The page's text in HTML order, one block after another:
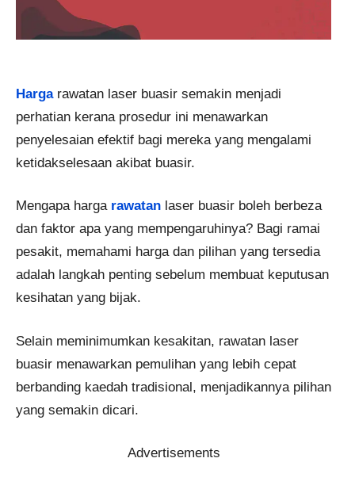
Hargarawatan laser buasir semakin menjadi
perhatian kerana prosedur ini menawarkan
penyelesaian efektif bagi mereka yang mengalami
ketidakselesaan akibat buasir.
Mengapa harga rawatan laser buasir boleh berbeza
dan faktor apa yang mempengaruhinya? Bagi ramai
pesakit, memahami harga dan pilihan yang tersedia
adalah langkah penting sebelum membuat keputusan
kesihatan yang bijak.
Selain meminimumkan kesakitan, rawatan laser
buasir menawarkan pemulihan yang lebih cepat
berbanding kaedah tradisional, menjadikannya pilihan
yang semakin dicari.
Advertisements